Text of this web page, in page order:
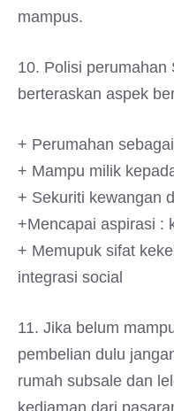
mampus.
10. Polisi perumahan
berteraskan aspek
+ Perumahan
+ Mampu milik
+ Sekuriti kewangan
+Mencapai aspirasi :
+ Memupuk sifat
integrasi social
11. Jika belum
pembelian dulu
rumah subsale dan
kediaman dari